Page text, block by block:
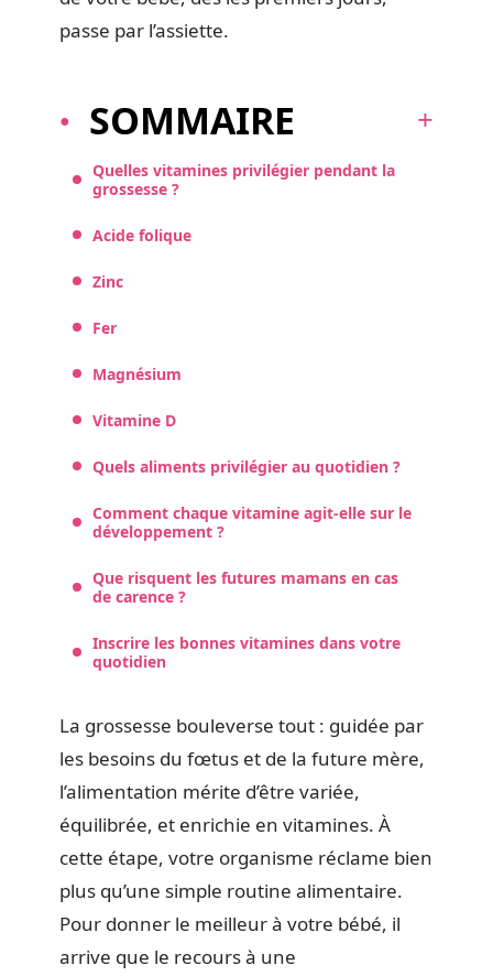
passe par l’assiette.
SOMMAIRE
Quelles vitamines privilégier pendant la
grossesse ?
Acide folique
Zinc
Fer
Magnésium
Vitamine D
Quels aliments privilégier au quotidien ?
Comment chaque vitamine agit-elle sur le
développement ?
Que risquent les futures mamans en cas
de carence ?
Inscrire les bonnes vitamines dans votre
quotidien
La grossesse bouleverse tout : guidée par
les besoins du fœtus et de la future mère,
l’alimentation mérite d’être variée,
équilibrée, et enrichie en vitamines. À
cette étape, votre organisme réclame bien
plus qu’une simple routine alimentaire.
Pour donner le meilleur à votre bébé, il
arrive que le recours à une